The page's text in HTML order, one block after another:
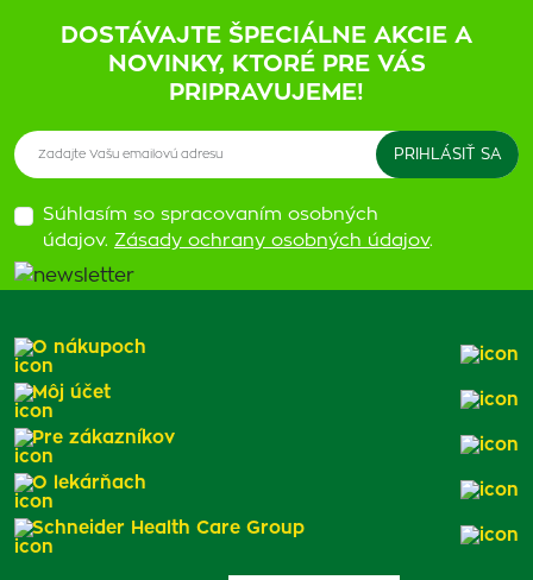
DOSTÁVAJTE ŠPECIÁLNE AKCIE A
NOVINKY, KTORÉ PRE VÁS
PRIPRAVUJEME!
Súhlasím so spracovaním osobných
údajov. Zásady ochrany osobných údajov.
O nákupoch
Môj účet
Pre zákazníkov
O lekárňach
Schneider Health Care Group